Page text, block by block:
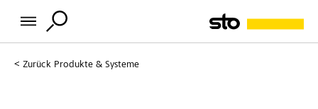
Zurück Produkte & Systeme